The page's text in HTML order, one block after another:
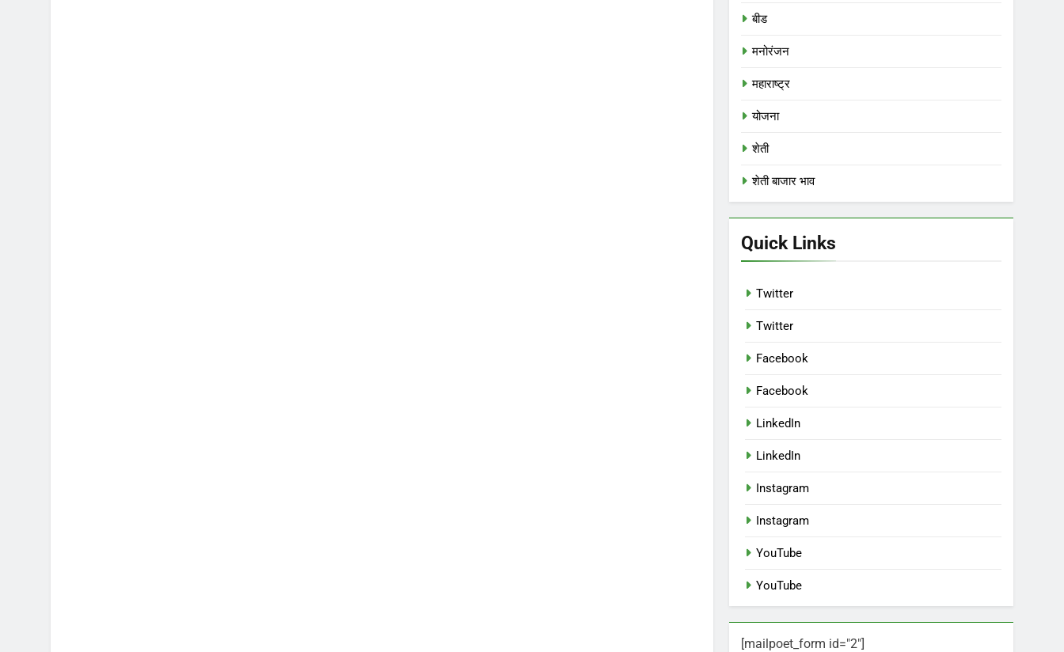
बीड
मनोरंजन
महाराष्ट्र
योजना
शेती
शेती बाजार भाव
Quick Links
Twitter
Twitter
Facebook
Facebook
LinkedIn
LinkedIn
Instagram
Instagram
YouTube
YouTube
[mailpoet_form id="2"]